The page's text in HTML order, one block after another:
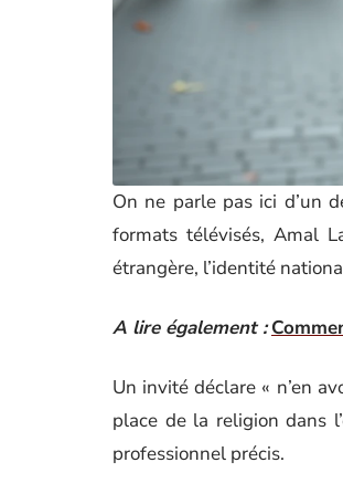
On ne parle pas ici d’un
formats télévisés, Amal
étrangère, l’identité
A lire également :
Un invité déclare « n’en
place de la religion dans
professionnel précis.